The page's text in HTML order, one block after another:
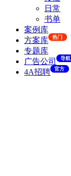
日常
书单
案例库
方案库
热门
专题库
广告公司
导航
4A招聘 官方